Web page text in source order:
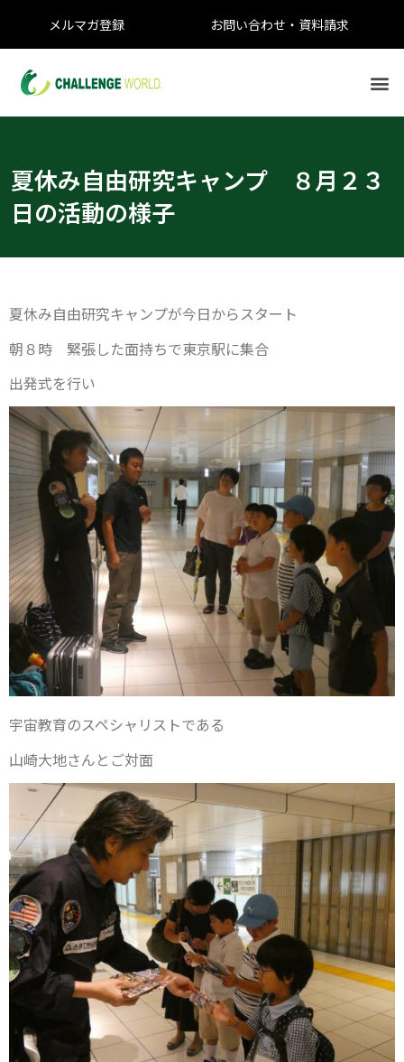
メルマガ登録 お問い合わせ・資料請求
夏休み自由研究キャンプ ８月２３
日の活動の様子
夏休み自由研究キャンプが今日からスタート
朝８時 緊張した面持ちで東京駅に集合
出発式を行い
宇宙教育のスペシャリストである
山崎大地さんとご対面